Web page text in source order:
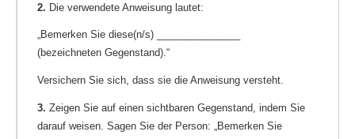
2. Die verwendete Anweisung lautet:
„Bemerken Sie diese(n/s) _______________
(bezeichneten Gegenstand).“
Versichern Sie sich, dass sie die Anweisung versteht.
3. Zeigen Sie auf einen sichtbaren Gegenstand, indem Sie
darauf weisen. Sagen Sie der Person: „Bemerken Sie